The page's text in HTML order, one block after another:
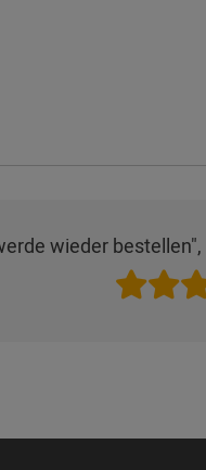
wieder bestellen",